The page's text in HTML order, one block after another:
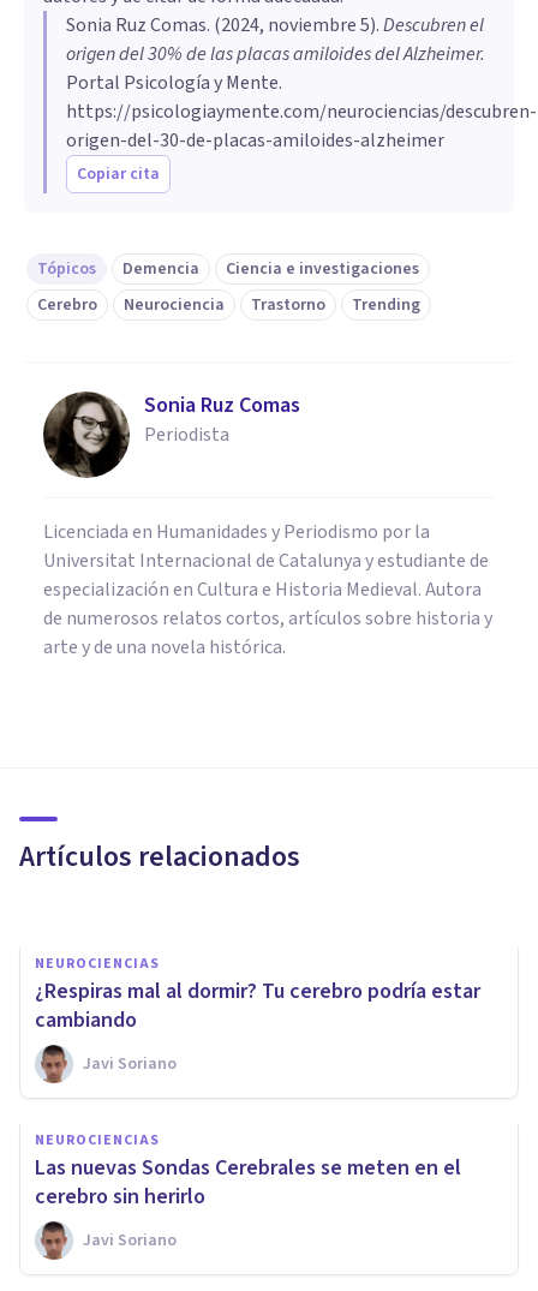
Sonia Ruz Comas. (2024, noviembre 5).Descubren el
origen del 30% de las placas amiloides del Alzheimer.
Portal Psicología y Mente.
https://psicologiaymente.com/neurociencias/descubren-
origen-del-30-de-placas-amiloides-alzheimer
Copiar cita
Tópicos Demencia
Ciencia e investigaciones
Cerebro
Neurociencia Trastorno Trending
Sonia Ruz Comas
Periodista
Licenciada en Humanidades y Periodismo por la
Universitat Internacional de Catalunya y estudiante de
especialización en Cultura e Historia Medieval. Autora
de numerosos relatos cortos, artículos sobre historia y
arte y de una novela histórica.
Artículos relacionados
humana
NEUROCIENCIAS
¿Respiras mal al dormir? Tu cerebro podría estar
cambiando
Javi Soriano
NEUROCIENCIAS
Las nuevas Sondas Cerebrales se meten en el
cerebro sin herirlo
Javi Soriano
NEUROCIENCIAS
Un nuevo estudio muestra que
tus pupilas son una ventana a
tus Recuerdos
Javi Soriano